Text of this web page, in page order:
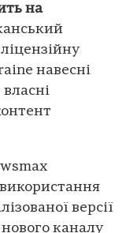
на
навесні
версії
каналу